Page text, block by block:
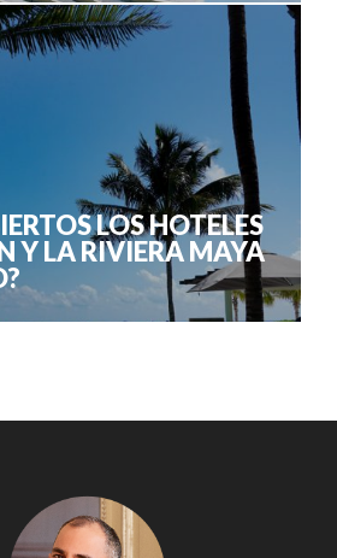
LOS HOTELES
Y LA RIVIERA MAYA